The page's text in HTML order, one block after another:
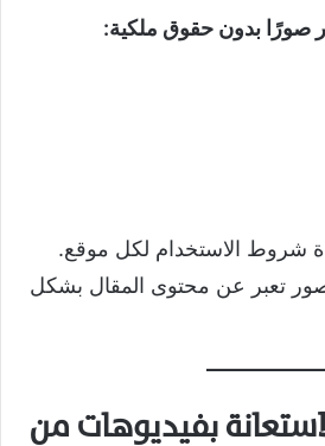
صورًا بدون حقوق ملكية:
شروط الاستخدام لكل موقع.
صور تعبر عن محتوى المقال بشكل
بفيديوهات من